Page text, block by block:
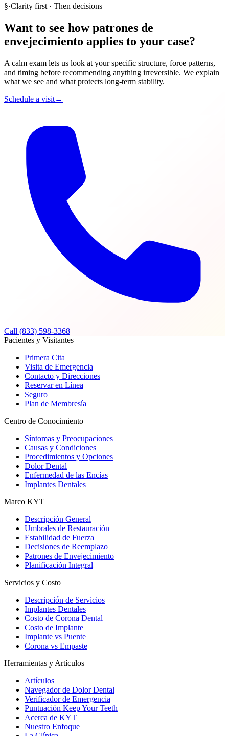
§·Clarity first · Then decisions
Want to see howpatrones de
envejecimiento applies to your case?
A calm exam lets us look at your specific structure, force patterns,
and timing before recommending anything irreversible. We explain
what we see and what protects long-term stability.
Schedule a visit→
Call (833) 598-3368
Pacientes y Visitantes
Primera Cita
Visita de Emergencia
Contacto y Direcciones
Reservar en Línea
Seguro
Plan de Membresía
Centro de Conocimiento
Síntomas y Preocupaciones
Causas y Condiciones
Procedimientos y Opciones
Dolor Dental
Enfermedad de las Encías
Implantes Dentales
Marco KYT
Descripción General
Umbrales de Restauración
Estabilidad de Fuerza
Decisiones de Reemplazo
Patrones de Envejecimiento
Planificación Integral
Servicios y Costo
Descripción de Servicios
Implantes Dentales
Costo de Corona Dental
Costo de Implante
Implante vs Puente
Corona vs Empaste
Herramientas y Artículos
Artículos
Navegador de Dolor Dental
Verificador de Emergencia
Puntuación Keep Your Teeth
Acerca de KYT
Nuestro Enfoque